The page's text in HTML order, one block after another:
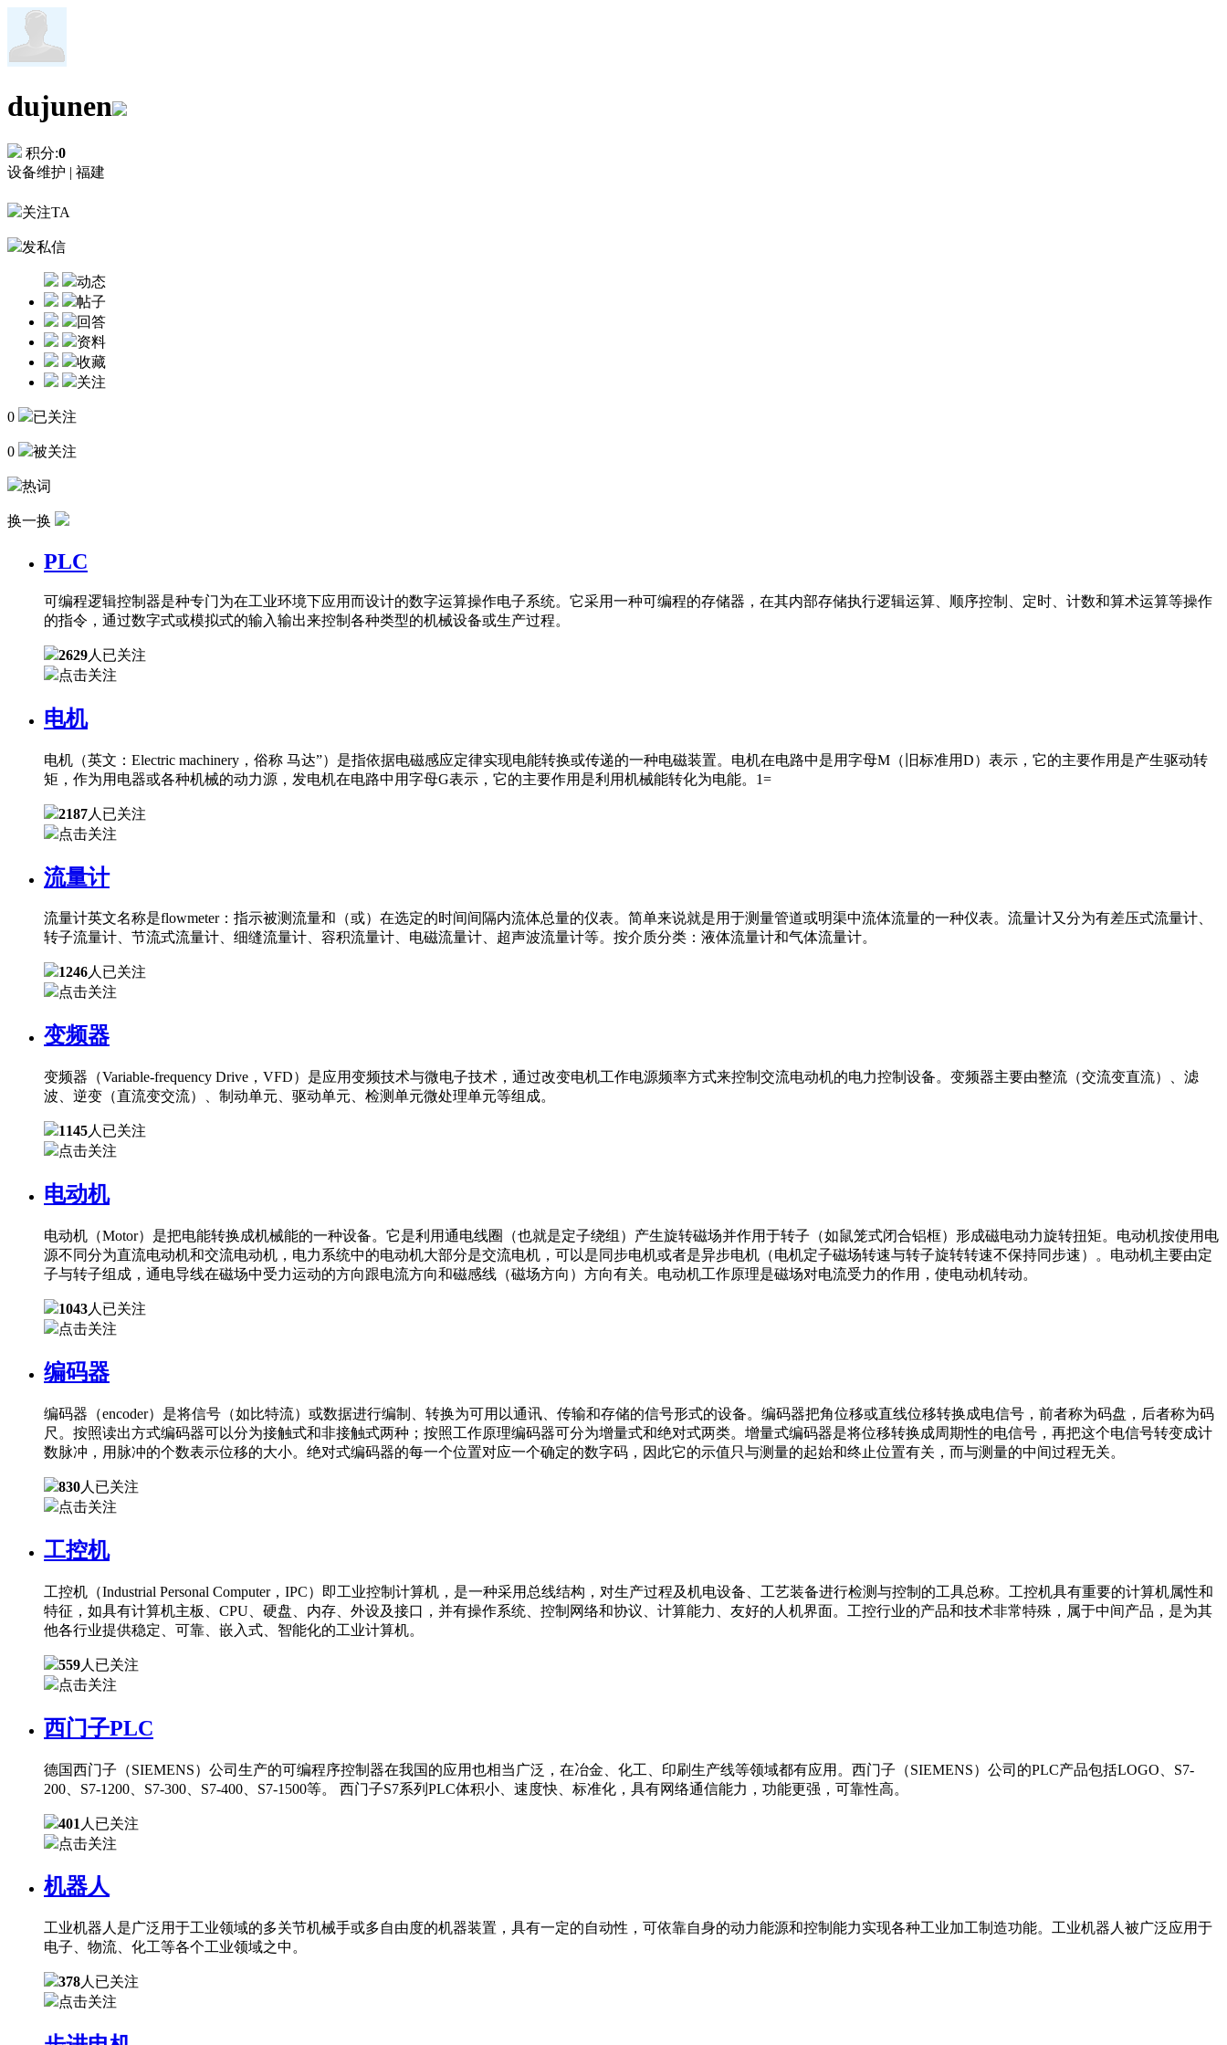
dujunen
积分:0
设备维护 | 福建
关注TA
发私信
动态
帖子
回答
资料
收藏
关注
0 已关注
0 被关注
热词
换一换
PLC
可编程逻辑控制器是种专门为在工业环境下应用而设计的数字运算操作电子系统。它采用一种可编程的存储器，在其内部存储执行逻辑运算、顺序控制、定时、计数和算术运算等操作
的指令，通过数字式或模拟式的输入输出来控制各种类型的机械设备或生产过程。
2629人已关注
点击关注
电机
电机（英文：Electric machinery，俗称 马达”）是指依据电磁感应定律实现电能转换或传递的一种电磁装置。电机在电路中是用字母M（旧标准用D）表示，它的主要作用是产生驱动转
矩，作为用电器或各种机械的动力源，发电机在电路中用字母G表示，它的主要作用是利用机械能转化为电能。1=
2187人已关注
点击关注
流量计
流量计英文名称是flowmeter：指示被测流量和（或）在选定的时间间隔内流体总量的仪表。简单来说就是用于测量管道或明渠中流体流量的一种仪表。流量计又分为有差压式流量计、
转子流量计、节流式流量计、细缝流量计、容积流量计、电磁流量计、超声波流量计等。按介质分类：液体流量计和气体流量计。
1246人已关注
点击关注
变频器
变频器（Variable-frequency Drive，VFD）是应用变频技术与微电子技术，通过改变电机工作电源频率方式来控制交流电动机的电力控制设备。变频器主要由整流（交流变直流）、滤
波、逆变（直流变交流）、制动单元、驱动单元、检测单元微处理单元等组成。
1145人已关注
点击关注
电动机
电动机（Motor）是把电能转换成机械能的一种设备。它是利用通电线圈（也就是定子绕组）产生旋转磁场并作用于转子（如鼠笼式闭合铝框）形成磁电动力旋转扭矩。电动机按使用电
源不同分为直流电动机和交流电动机，电力系统中的电动机大部分是交流电机，可以是同步电机或者是异步电机（电机定子磁场转速与转子旋转转速不保持同步速）。电动机主要由定
子与转子组成，通电导线在磁场中受力运动的方向跟电流方向和磁感线（磁场方向）方向有关。电动机工作原理是磁场对电流受力的作用，使电动机转动。
1043人已关注
点击关注
编码器
编码器（encoder）是将信号（如比特流）或数据进行编制、转换为可用以通讯、传输和存储的信号形式的设备。编码器把角位移或直线位移转换成电信号，前者称为码盘，后者称为码
尺。按照读出方式编码器可以分为接触式和非接触式两种；按照工作原理编码器可分为增量式和绝对式两类。增量式编码器是将位移转换成周期性的电信号，再把这个电信号转变成计
数脉冲，用脉冲的个数表示位移的大小。绝对式编码器的每一个位置对应一个确定的数字码，因此它的示值只与测量的起始和终止位置有关，而与测量的中间过程无关。
830人已关注
点击关注
工控机
工控机（Industrial Personal Computer，IPC）即工业控制计算机，是一种采用总线结构，对生产过程及机电设备、工艺装备进行检测与控制的工具总称。工控机具有重要的计算机属性和
特征，如具有计算机主板、CPU、硬盘、内存、外设及接口，并有操作系统、控制网络和协议、计算能力、友好的人机界面。工控行业的产品和技术非常特殊，属于中间产品，是为其
他各行业提供稳定、可靠、嵌入式、智能化的工业计算机。
559人已关注
点击关注
西门子PLC
德国西门子（SIEMENS）公司生产的可编程序控制器在我国的应用也相当广泛，在冶金、化工、印刷生产线等领域都有应用。西门子（SIEMENS）公司的PLC产品包括LOGO、S7-
200、S7-1200、S7-300、S7-400、S7-1500等。 西门子S7系列PLC体积小、速度快、标准化，具有网络通信能力，功能更强，可靠性高。
401 人已关注
点击关注
机器人
工业机器人是广泛用于工业领域的多关节机械手或多自由度的机器装置，具有一定的自动性，可依靠自身的动力能源和控制能力实现各种工业加工制造功能。工业机器人被广泛应用于
电子、物流、化工等各个工业领域之中。
378人已关注
点击关注